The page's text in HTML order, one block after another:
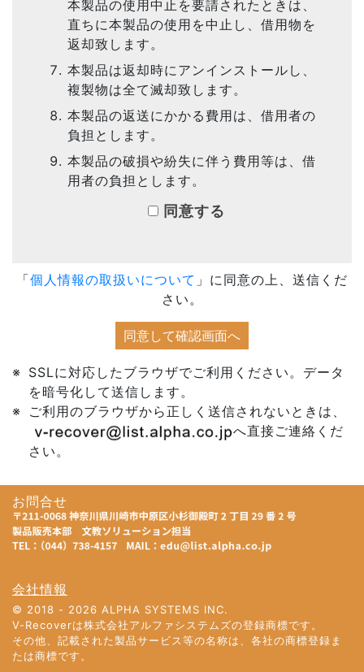
本製品の使用中止を要請されたときは、
直ちに本製品の使用を中止し、借用物を
返却致します。
本製品は返却時にアンインストールし、
複製物は全て滅却致します。
本製品の返送にかかる費用は、借用者の
負担とします。
本製品の破損や紛失に伴う費用等は、借
用者の負担とします。
同意する
「個人情報の取扱いについて 」に同意の上、送信くだ
さい。
同意して確認画面へ
SSLに対応したブラウザでご利用ください。データ
を暗号化して送信します。
ご利用のブラウザから正しく送信されないときは、
へ直接ご連絡くだ
さい。
お問合せ
会社情報
© 2018 - 2026 ALPHA SYSTEMS INC.
V-Recoverは株式会社アルファシステムズの登録商標です。
その他、記載された製品サービス等の名称は、各社の商標登録ま
たは商標です。